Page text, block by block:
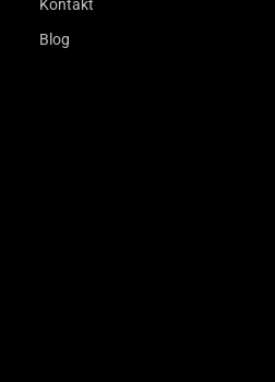
Kontakt
Blog